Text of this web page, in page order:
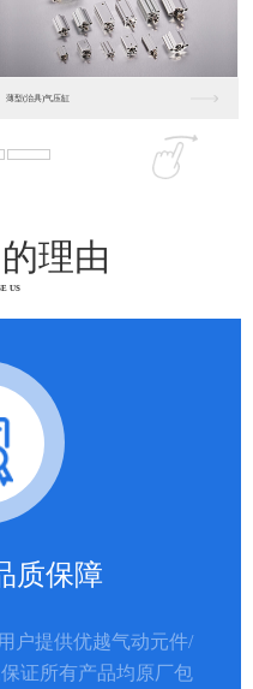
数字光钎传感器FX-...
理由
US
质保障
户提供优越气动元件/
证所有产品均原厂包